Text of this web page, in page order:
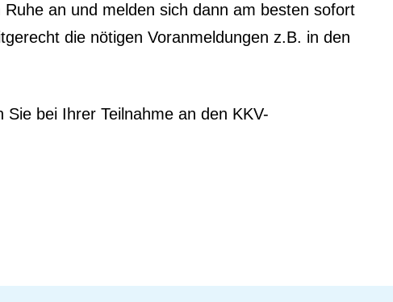
an und melden sich dann am besten sofort
die nötigen Voranmeldungen z.B. in den
bei Ihrer Teilnahme an den KKV-